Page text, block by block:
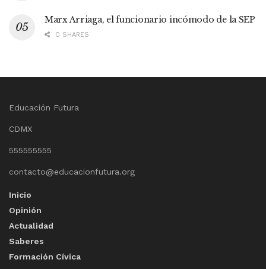
Marx Arriaga, el funcionario incómodo de la SEP
0 SHARES
Educación Futura
CDMX
555555555
contacto@educacionfutura.org
Inicio
Opinión
Actualidad
Saberes
Formación Cívica